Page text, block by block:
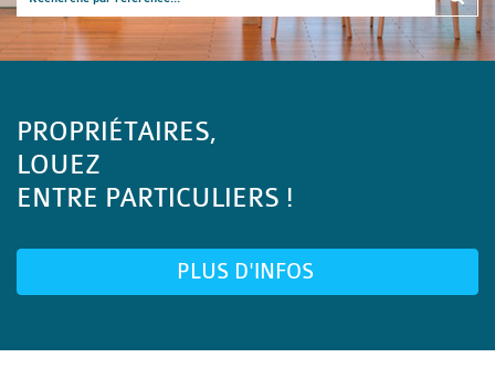
PROPRIÉTAIRES,
LOUEZ
ENTRE PARTICULIERS !
PLUS D'INFOS